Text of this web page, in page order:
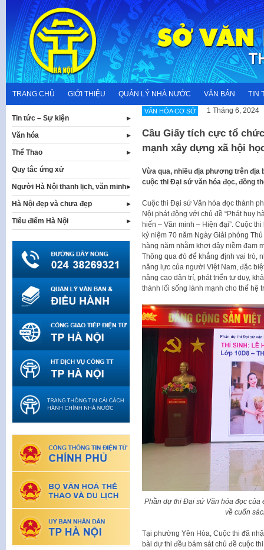
content
TRANG CHỦ GIỚI THIỆU QUẢN LÝ NHÀ NƯỚC VĂN BẢN TIN
VĂN HÓA CƠ SỞ 1 Tháng 6, 2024
Cầu Giấy tích cực tổ
mạnh xây dựng xã hội
Vừa qua, nhiều địa phương trên địa
cuộc thi Đại sứ văn hóa đọc, đồng
Cuộc thi Đại sứ Văn hóa đọc thành
Nội phát động với chủ đề “Phát huy
hiến – Văn minh – Hiện đại”. Cuộc
kỷ niệm 70 năm Ngày Giải phóng
hàng năm nhằm khơi dậy niềm đam
Thông qua đó để khẳng định vai trò,
năng lực của người Việt Nam, đặc
nâng cao dân trí, phát triển tư duy,
thành lối sống lành mạnh cho thế hệ
Phần dự thi Đại sứ Văn hóa đọc của
về cuốn
Tại phường Yên Hòa, Cuộc thi đã
bài dự thi đều bám sát chủ đề cuộc
Tin tức – Sự kiện
Văn hóa
Thể Thao
Quy tắc ứng xử
Người Hà Nội thanh lịch, văn minh
Hà Nội đẹp và chưa đẹp
Tiêu điểm Hà Nội